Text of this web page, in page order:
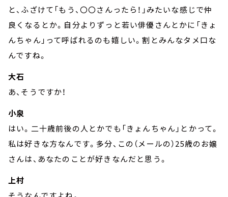
と、ふざけて「もう、〇〇さんったら！」みたいな感じで仲
良くなるとか。自分よりずっと若い俳優さんとかに「きょ
んちゃん」って呼ばれるのも嬉しい。割とみんなタメ口な
んですね。
大石
あ、そうですか！
小泉
はい。二十歳前後の人とかでも「きょんちゃん」とかって。
私は好きな方なんです。多分、この（メールの）25歳のお嬢
さんは、あなたのことが好きなんだと思う。
上村